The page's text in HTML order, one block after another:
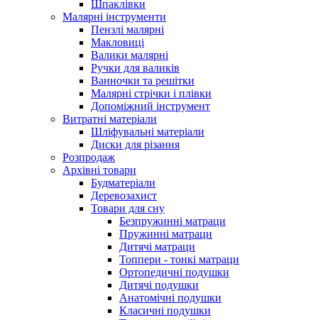
Шпаклівки
Малярні інструменти
Пензлі малярні
Макловиці
Валики малярні
Ручки для валиків
Ванночки та решітки
Малярні стрічки і плівки
Допоміжний інструмент
Витратні матеріали
Шліфувальні матеріали
Диски для різання
Розпродаж
Архівні товари
Будматеріали
Деревозахист
Товари для сну
Безпружинні матраци
Пружинні матраци
Дитячі матраци
Топпери - тонкі матраци
Ортопедичні подушки
Дитячі подушки
Анатомічні подушки
Класичні подушки